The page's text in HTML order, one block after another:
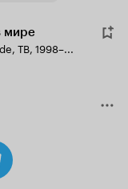
мире
, ТВ, 1998–...